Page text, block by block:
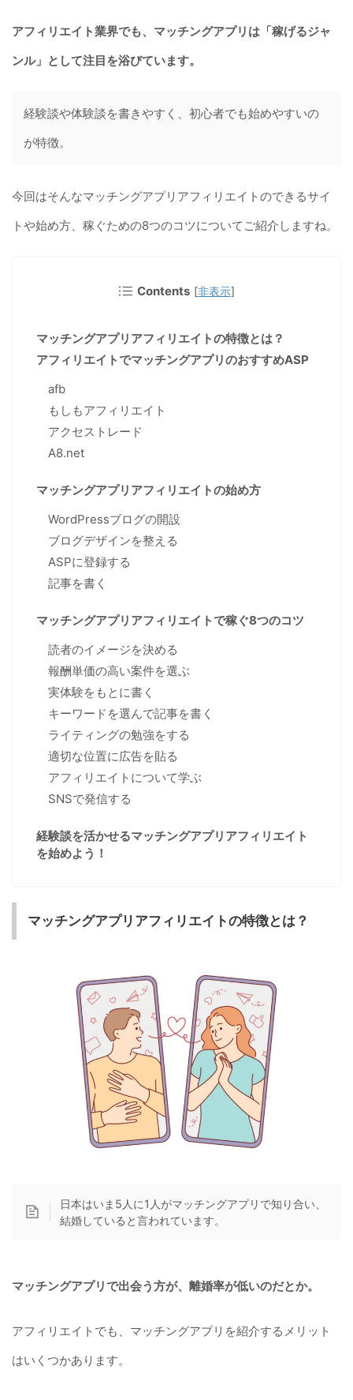
アフィリエイト業界でも、マッチングアプリは「稼げるジャ
ンル」として注目を浴びています。
経験談や体験談を書きやすく、初心者でも始めやすいの
が特徴。
今回はそんなマッチングアプリアフィリエイトのできるサイ
トや始め方、稼ぐための8つのコツについてご紹介しますね。
Contents [非表示]
マッチングアプリアフィリエイトの特徴とは？
アフィリエイトでマッチングアプリのおすすめASP
afb
もしもアフィリエイト
アクセストレード
A8.net
マッチングアプリアフィリエイトの始め方
WordPressブログの開設
ブログデザインを整える
ASPに登録する
記事を書く
マッチングアプリアフィリエイトで稼ぐ8つのコツ
読者のイメージを決める
報酬単価の高い案件を選ぶ
実体験をもとに書く
キーワードを選んで記事を書く
ライティングの勉強をする
適切な位置に広告を貼る
アフィリエイトについて学ぶ
SNSで発信する
経験談を活かせるマッチングアプリアフィリエイト
を始めよう！
マッチングアプリアフィリエイトの特徴とは？
日本はいま5人に1人がマッチングアプリで知り合い、
結婚していると言われています。
マッチングアプリで出会う方が、離婚率が低いのだとか。
アフィリエイトでも、マッチングアプリを紹介するメリット
はいくつかあります。